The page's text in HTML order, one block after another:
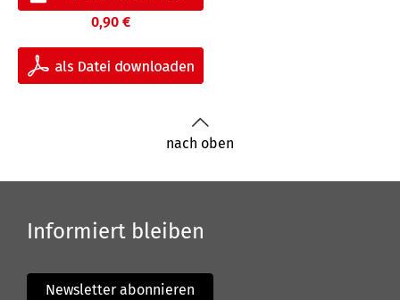
0,90 €
nach oben
Informiert bleiben
Newsletter abonnieren